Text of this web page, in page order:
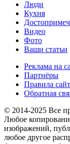
Люди
Кухня
Видео
Фото
Ваши статьи
Реклама на
Партнёры
Правила
Обратная
© 2014-2025 Все
Любое
изображений,
любое другое